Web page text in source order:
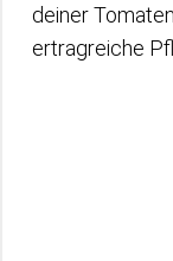
deiner
ertragreiche